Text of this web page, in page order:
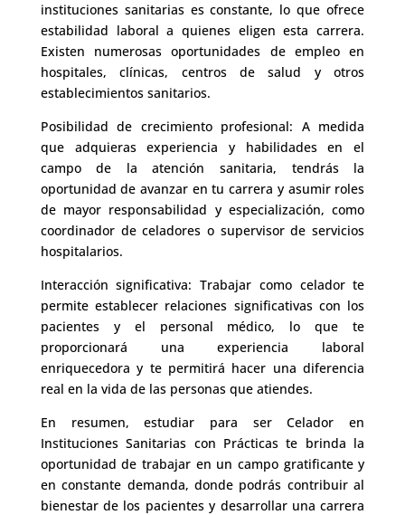
instituciones sanitarias es constante, lo que ofrece
estabilidad laboral a quienes eligen esta carrera.
Existen numerosas oportunidades de empleo en
hospitales, clínicas, centros de salud y otros
establecimientos sanitarios.
Posibilidad de crecimiento profesional: A medida
que adquieras experiencia y habilidades en el
campo de la atención sanitaria, tendrás la
oportunidad de avanzar en tu carrera y asumir roles
de mayor responsabilidad y especialización, como
coordinador de celadores o supervisor de servicios
hospitalarios.
Interacción significativa: Trabajar como celador te
permite establecer relaciones significativas con los
pacientes y el personal médico, lo que te
proporcionará una experiencia laboral
enriquecedora y te permitirá hacer una diferencia
real en la vida de las personas que atiendes.
En resumen, estudiar para ser Celador en
Instituciones Sanitarias con Prácticas te brinda la
oportunidad de trabajar en un campo gratificante y
en constante demanda, donde podrás contribuir al
bienestar de los pacientes y desarrollar una carrera